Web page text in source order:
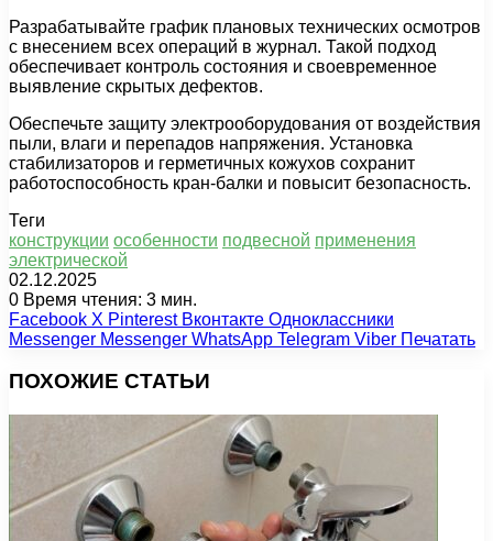
Разрабатывайте график плановых технических осмотров
с внесением всех операций в журнал. Такой подход
обеспечивает контроль состояния и своевременное
выявление скрытых дефектов.
Обеспечьте защиту электрооборудования от воздействия
пыли, влаги и перепадов напряжения. Установка
стабилизаторов и герметичных кожухов сохранит
работоспособность кран-балки и повысит безопасность.
Теги
конструкции особенности подвесной применения
электрической
02.12.2025
0 Время чтения: 3 мин.
Facebook X Pinterest Вконтакте Одноклассники
Messenger Messenger WhatsApp Telegram Viber Печатать
ПОХОЖИЕ СТАТЬИ